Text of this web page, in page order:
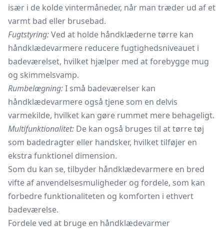
især i de kolde vintermåneder, når man træder ud af et
varmt bad eller brusebad.
Fugtstyring:Ved at holde håndklæderne tørre kan
håndklædevarmere reducere fugtighedsniveauet i
badeværelset, hvilket hjælper med at forebygge mug
og skimmelsvamp.
Rumbelægning:I små badeværelser kan
håndklædevarmere også tjene som en delvis
varmekilde, hvilket kan gøre rummet mere behageligt.
Multifunktionalitet: De kan også bruges til at tørre tøj
som badedragter eller handsker, hvilket tilføjer en
ekstra funktionel dimension.
Som du kan se, tilbyder håndklædevarmere en bred
vifte af anvendelsesmuligheder og fordele, som kan
forbedre funktionaliteten og komforten i ethvert
badeværelse.
Fordele ved at bruge en håndklædevarmer